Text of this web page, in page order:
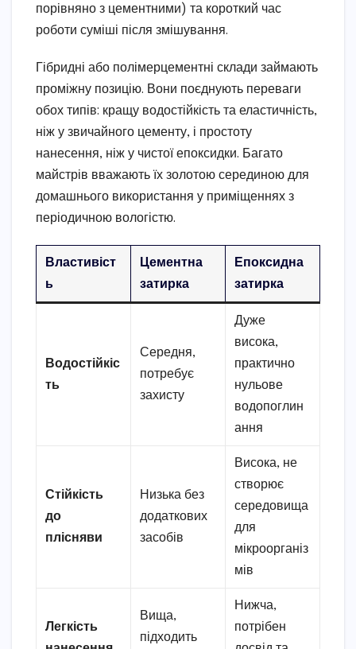
порівняно з цементними) та короткий час
роботи суміші після змішування.
Гібридні або полімерцементні склади займають
проміжну позицію. Вони поєднують переваги
обох типів: кращу водостійкість та еластичність,
ніж у звичайного цементу, і простоту
нанесення, ніж у чистої епоксидки. Багато
майстрів вважають їх золотою серединою для
домашнього використання у приміщеннях з
періодичною вологістю.
Властивіст
ь
Цементна
затирка
Епоксидна
затирка
Водостійкіс
ть
Середня,
потребує
захисту
Дуже
висока,
практично
нульове
водопоглин
ання
Стійкість
до
плісняви
Низька без
додаткових
засобів
Висока, не
створює
середовища
для
мікроорганіз
мів
Легкість
Вища,
підходить
Нижча,
потрібен